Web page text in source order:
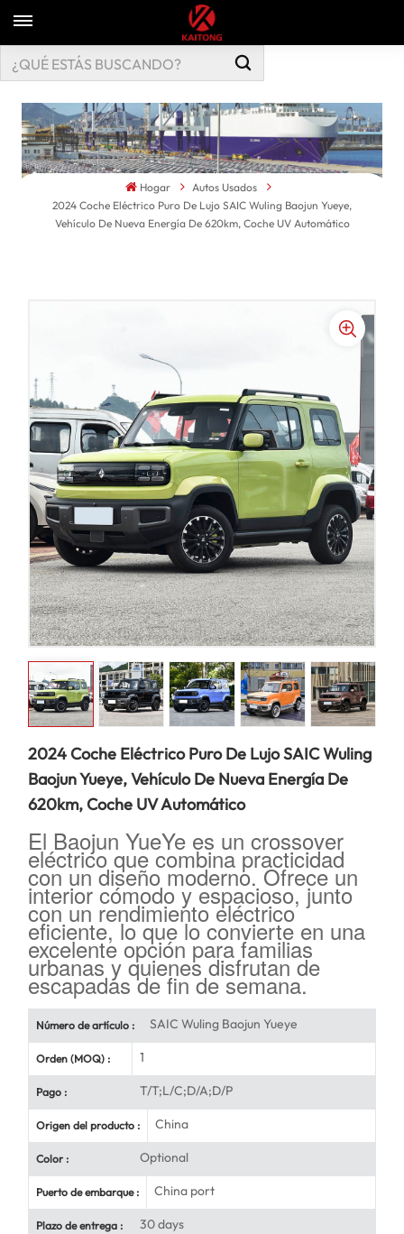
Hogar
Autos Usados
2024 Coche Eléctrico Puro De Lujo SAIC Wuling Baojun Yueye,
Vehículo De Nueva Energía De 620km, Coche UV Automático
2024 Coche Eléctrico Puro De Lujo SAIC Wuling
Baojun Yueye, Vehículo De Nueva Energía De
620km, Coche UV Automático
El Baojun YueYe es un crossover
eléctrico que combina practicidad
con un diseño moderno. Ofrece un
interior cómodo y espacioso, junto
con un rendimiento eléctrico
eficiente, lo que lo convierte en una
excelente opción para familias
urbanas y quienes disfrutan de
escapadas de fin de semana.
Número de artículo : SAIC Wuling Baojun Yueye
Orden (MOQ) : 1
Pago : T/T;L/C;D/A;D/P
Origen del producto : China
Color : Optional
Puerto de embarque : China port
Plazo de entrega : 30 days